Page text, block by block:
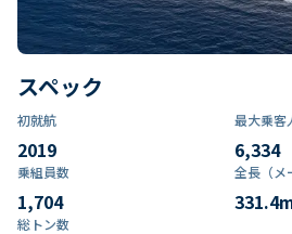
スペック
初就航
2019
最大乗客
6,334
乗組員数​
1,704
全長（メ
331.4
総トン数​